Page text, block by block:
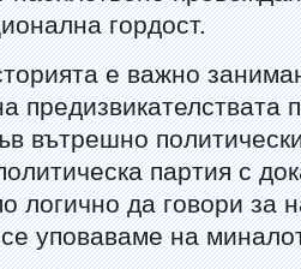
гордост.
е важно
предизвикателствата
вътрешно
партия с
логично да говори за
уповаваме на